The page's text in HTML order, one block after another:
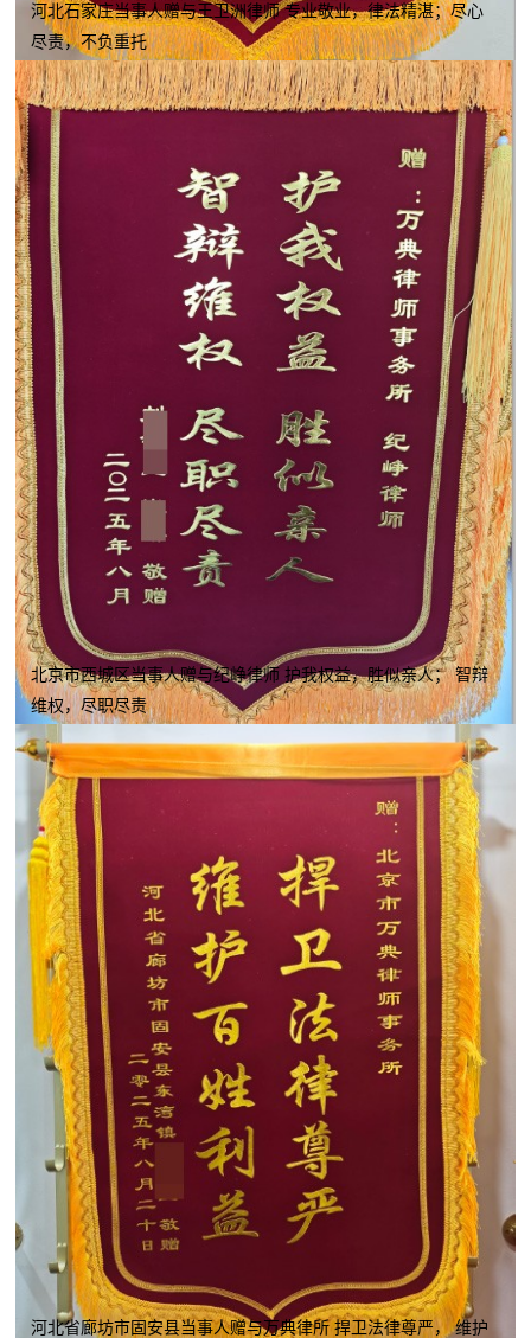
河北石家庄当事人赠与王卫洲律师 专业敬业，律法精湛；尽心
尽责，不负重托
北京市西城区当事人赠与纪峥律师 护我权益，胜似亲人； 智辩
维权，尽职尽责
河北省廊坊市固安县当事人赠与万典律所 捍卫法律尊严， 维护